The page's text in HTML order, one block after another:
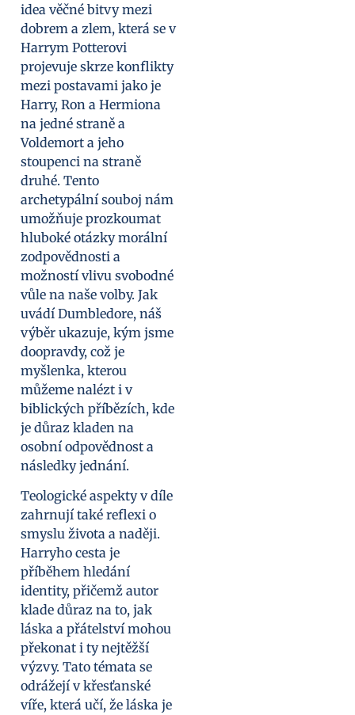
idea věčné bitvy mezi
dobrem a zlem, která se v
Harrym Potterovi
projevuje skrze konflikty
mezi postavami jako je
Harry, Ron a Hermiona
na jedné straně a
Voldemort a jeho
stoupenci na straně
druhé. Tento
archetypální souboj nám
umožňuje prozkoumat
hluboké otázky morální
zodpovědnosti a
možností vlivu svobodné
vůle na naše volby. Jak
uvádí Dumbledore, náš
výběr ukazuje, kým jsme
doopravdy, což je
myšlenka, kterou
můžeme nalézt i v
biblických příbězích, kde
je důraz kladen na
osobní odpovědnost a
následky jednání.
Teologické aspekty v díle
zahrnují také reflexi o
smyslu života a naději.
Harryho cesta je
příběhem hledání
identity, přičemž autor
klade důraz na to, jak
láska a přátelství mohou
překonat i ty nejtěžší
výzvy. Tato témata se
odrážejí v křesťanské
víře, která učí, že láska je